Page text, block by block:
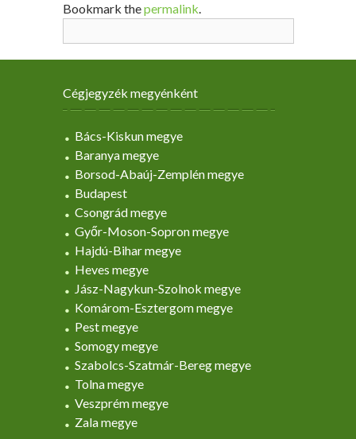
Bookmark thepermalink.
Cégjegyzék megyénként
Bács-Kiskun megye
Baranya megye
Borsod-Abaúj-Zemplén megye
Budapest
Csongrád megye
Győr-Moson-Sopron megye
Hajdú-Bihar megye
Heves megye
Jász-Nagykun-Szolnok megye
Komárom-Esztergom megye
Pest megye
Somogy megye
Szabolcs-Szatmár-Bereg megye
Tolna megye
Veszprém megye
Zala megye